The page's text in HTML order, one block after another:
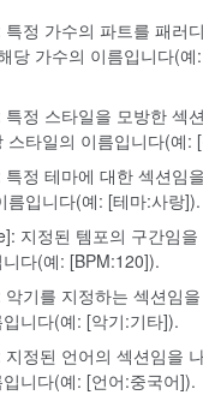
특정 가수의 파트를 패러
당 가수의 이름입니다(
특정 스타일을 모방한 섹
스타일의 이름입니다(예:
특정 테마에 대한 섹션임
름입니다(예: [테마:사랑]).
지정된 템포의 구간임
다(예: [BPM:120]).
악기를 지정하는 섹션임
니다(예: [악기:기타]).
지정된 언어의 섹션임을
니다(예: [언어:중국어]).